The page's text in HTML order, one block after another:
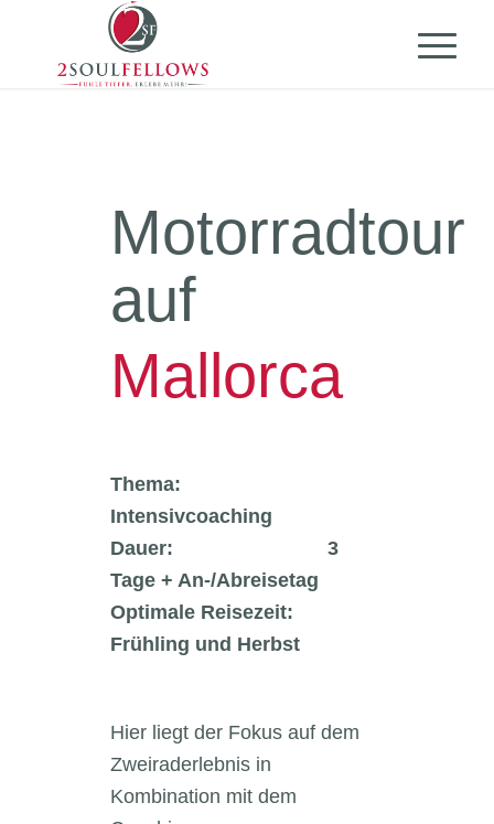
Motorradtour
auf
Mallorca
Thema:
Intensivcoaching
Dauer: 3
Tage + An-/Abreisetag
Optimale Reisezeit:
Frühling und Herbst
Hier liegt der Fokus auf dem
Zweiraderlebnis in
Kombination mit dem